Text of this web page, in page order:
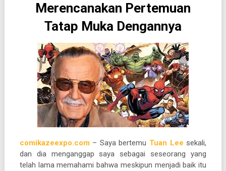
Merencanakan Pertemuan
Tatap Muka Dengannya
comikazeexpo.com– Saya bertemu Tuan Lee sekali,
dan dia menganggap saya sebagai seseorang yang
telah lama memahami bahwa meskipun menjadi baik itu